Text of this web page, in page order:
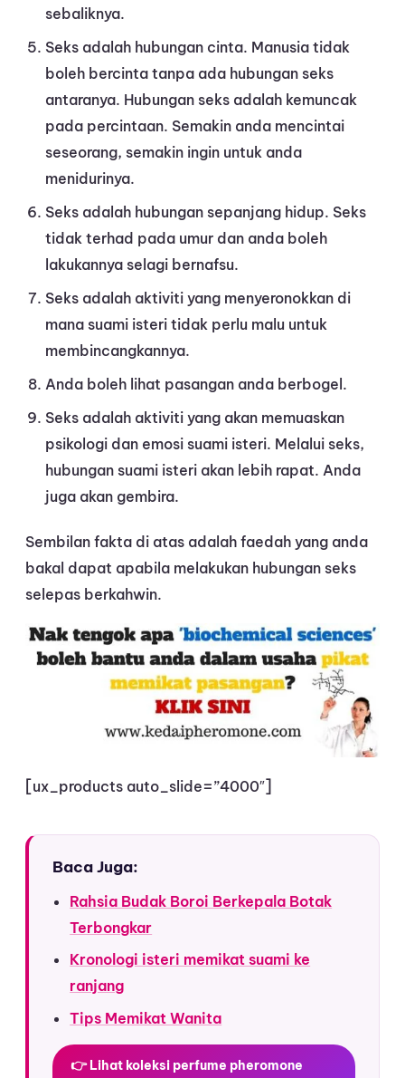
sebaliknya.
Seks adalah hubungan cinta. Manusia tidak
boleh bercinta tanpa ada hubungan seks
antaranya. Hubungan seks adalah kemuncak
pada percintaan. Semakin anda mencintai
seseorang, semakin ingin untuk anda
menidurinya.
Seks adalah hubungan sepanjang hidup. Seks
tidak terhad pada umur dan anda boleh
lakukannya selagi bernafsu.
Seks adalah aktiviti yang menyeronokkan di
mana suami isteri tidak perlu malu untuk
membincangkannya.
Anda boleh lihat pasangan anda berbogel.
Seks adalah aktiviti yang akan memuaskan
psikologi dan emosi suami isteri. Melalui seks,
hubungan suami isteri akan lebih rapat. Anda
juga akan gembira.
Sembilan fakta di atas adalah faedah yang anda
bakal dapat apabila melakukan hubungan seks
selepas berkahwin.
[ux_products auto_slide=”4000″]
Baca Juga:
Rahsia Budak Boroi Berkepala Botak
Terbongkar
Kronologi isteri memikat suami ke
ranjang
Tips Memikat Wanita
👉 Lihat koleksi perfume pheromone